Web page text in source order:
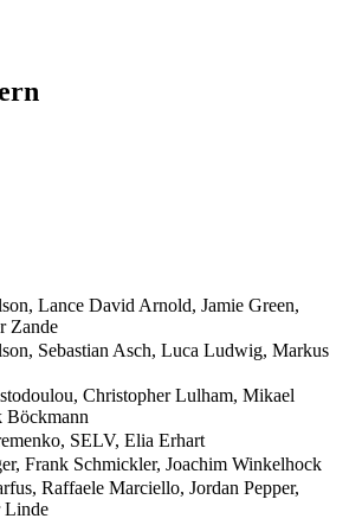
Lance David Arnold, Jamie Green,
Zande
Sebastian Asch, Luca Ludwig, Markus
Christopher Lulham, Mikael
Böckmann
SELV, Elia Erhart
Frank Schmickler, Joachim Winkelhock
Raffaele Marciello, Jordan Pepper,
Linde